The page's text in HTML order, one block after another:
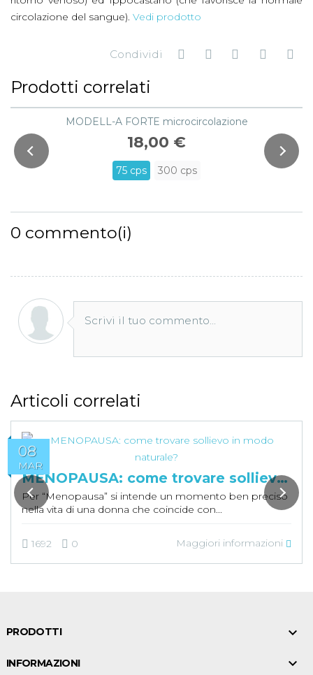
circolazione del sangue). Vedi prodotto
Condividi
Prodotti correlati
MODELL-A FORTE microcircolazione
18,00 €
75 cps 300 cps
0 commento(i)
Scrivi il tuo commento...
Articoli correlati
08
MAR
MENOPAUSA: come trovare sollievo in
Per “Menopausa” si intende un momento ben preciso
nella vita di una donna che coincide con...
1692 0 Maggiori informazioni
PRODOTTI 
INFORMAZIONI 